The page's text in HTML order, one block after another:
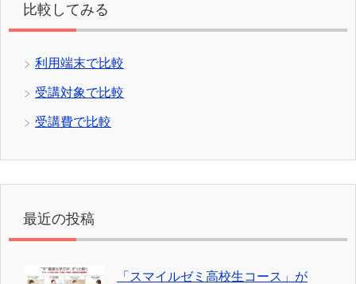
比較してみる
利用端末で比較
受講対象で比較
受講費で比較
最近の投稿
「スマイルゼミ高校生コース」が